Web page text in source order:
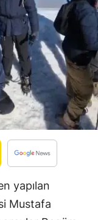
Edirne
Elazığ
Erzincan
Erzurum
Eskişehir
Gaziantep
Giresun
Gümüşhane
yapılan
Mustafa